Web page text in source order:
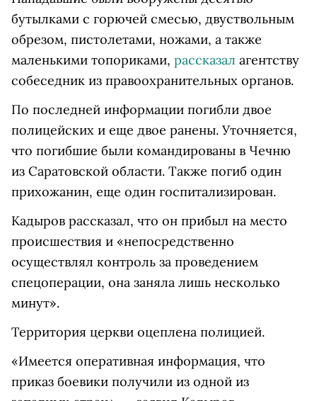
бутылками с горючей смесью, двуствольным
обрезом, пистолетами, ножами, а также
маленькими топориками, рассказал агентству
собеседник из правоохранительных органов.
По последней информации погибли двое
полицейских и еще двое ранены. Уточняется,
что погибшие были командированы в Чечню
из Саратовской области. Также погиб один
прихожанин, еще один госпитализирован.
Кадыров рассказал, что он прибыл на место
происшествия и «непосредственно
осуществлял контроль за проведением
спецоперации, она заняла лишь несколько
минут».
Территория церкви оцеплена полицией.
«Имеется оперативная информация, что
приказ боевики получили из одной из